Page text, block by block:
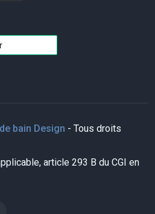
bain Design - Tous droits
article 293 B du CGI en